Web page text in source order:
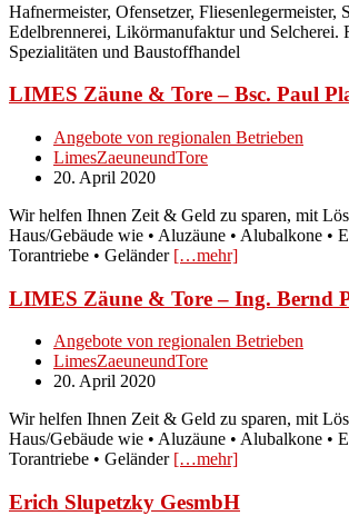
Hafnermeister, Ofensetzer, Fliesenlegermeister,
Edelbrennerei, Likörmanufaktur und Selcherei.
Spezialitäten und Baustoffhandel
LIMES Zäune & Tore – Bsc. Paul
Angebote von regionalen Betrieben
LimesZaeuneundTore
20. April 2020
Wir helfen Ihnen Zeit & Geld zu sparen, mit
Haus/Gebäude wie • Aluzäune • Alubalkone •
Torantriebe • Geländer […mehr]
LIMES Zäune & Tore – Ing. Bernd
Angebote von regionalen Betrieben
LimesZaeuneundTore
20. April 2020
Wir helfen Ihnen Zeit & Geld zu sparen, mit
Haus/Gebäude wie • Aluzäune • Alubalkone •
Torantriebe • Geländer […mehr]
Erich Slupetzky GesmbH